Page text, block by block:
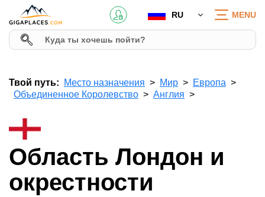
RU MENU
Твой путь: Место назначения Мир
Европа
Объединенное Королевство
Англия
Область Лондон и
окрестности